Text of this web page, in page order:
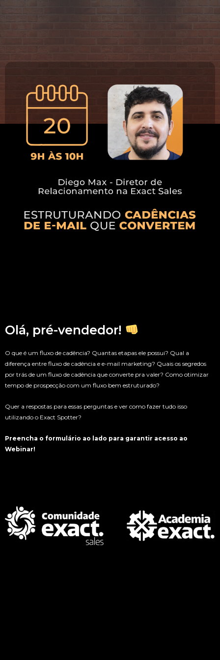
Olá, pré-vendedor!
O que é um fluxo de cadência? Quantas etapas ele possui? Qual a
diferença entre fluxo de cadência e e-mail marketing? Quais os segredos
por trás de um fluxo de cadência que converte pra valer? Como otimizar
tempo de prospecção com um fluxo bem estruturado?
Quer a respostas para essas perguntas e ver como fazer tudo isso
utilizando o Exact Spotter?
Preencha o formulário ao lado para garantir acesso ao
Webinar!